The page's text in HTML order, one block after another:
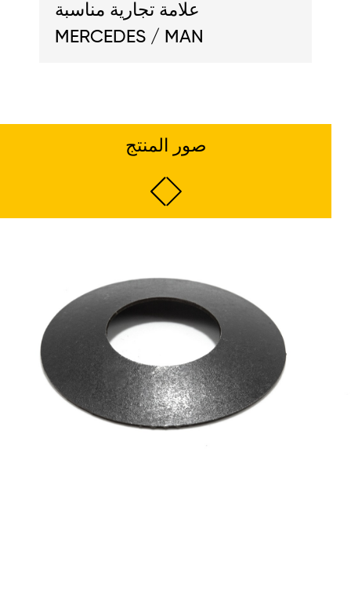
علامة تجارية مناسبة
MERCEDES / MAN
صور المنتج